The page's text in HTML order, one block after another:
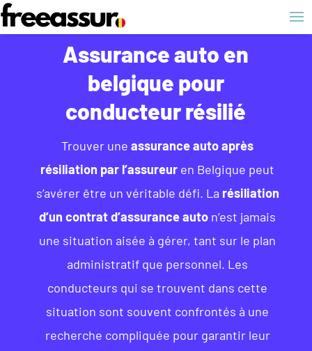
Assurance auto en
belgique pour
conducteur résilié
Trouver uneassurance auto après
résiliation par l’assureur en Belgique peut
s’avérer être un véritable défi. La résiliation
d’un contrat d’assurance auto n’est jamais
une situation aisée à gérer, tant sur le plan
administratif que personnel. Les
conducteurs qui se trouvent dans cette
situation sont souvent confrontés à une
recherche compliquée pour garantir leur